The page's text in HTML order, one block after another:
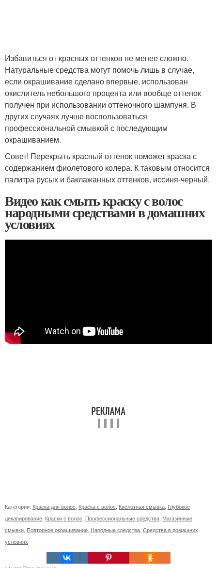
Избавиться от красных оттенков не менее сложно.
Натуральные средства могут помочь лишь в случае,
если окрашивание сделано впервые, использован
окислитель небольшого процента или вообще оттенок
получен при использовании оттеночного шампуня. В
других случаях лучше воспользоваться
профессиональной смывкой с последующим
окрашиванием.
Совет! Перекрыть красный оттенок поможет краска с
содержанием фиолетового колера. К таковым относится
палитра русых и баклажанных оттенков, иссиня-черный.
Видео как смыть краску с волос
народными средствами в домашних
условиях
Категории: Краска для волос Краска с волос Кислотная смывка Глубокое
декапирование Краски с волос Профессиональные средства Магазинные
смывки Повторное окрашивание Народные средства Средства в домашних
условиях